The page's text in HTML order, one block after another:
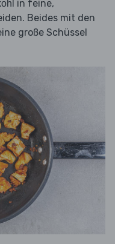
in feine,
Beides mit den
große Schüssel